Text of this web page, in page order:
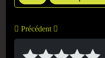
Précédent